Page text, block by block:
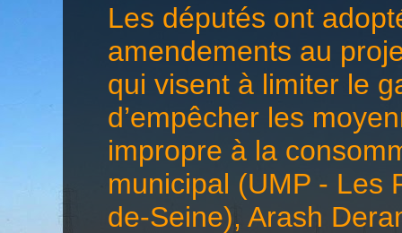
Les députés ont
amendements au
qui visent à limiter le
d’empêcher les
impropre à la
municipal (UMP - Les
de-Seine), Arash